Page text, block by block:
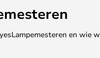
en wie